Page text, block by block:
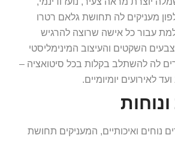
מעניקים לה תחושת גלאם רטרו
עבור כל אישה שרוצה להרגיש
השקטים והעיצוב המינימליסטי
לה להשתלב בקלות בכל סיטואציה –
לאירועים יומיומיים.
נוחים ואיכותיים, המעניקים תחושת